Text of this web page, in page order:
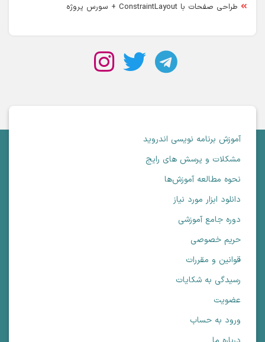
طراحی صفحات با ConstraintLayout + سورس پروژه
آموزش برنامه نویسی اندروید
مشکلات و پرسش های رایج
نحوه مطالعه آموزش‌ها
دانلود ابزار مورد نیاز
دوره جامع آموزشی
حریم خصوصی
قوانین و مقررات
رسیدگی به شکایات
عضویت
ورود به حساب